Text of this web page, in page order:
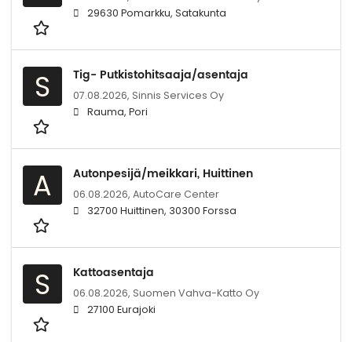
29630 Pomarkku, Satakunta
S Tig- Putkistohitsaaja/asentaja
07.08.2026, Sinnis Services Oy
Rauma, Pori
A Autonpesijä/meikkari, Huittinen
06.08.2026, AutoCare Center
32700 Huittinen, 30300 Forssa
S Kattoasentaja
06.08.2026, Suomen Vahva-Katto Oy
27100 Eurajoki